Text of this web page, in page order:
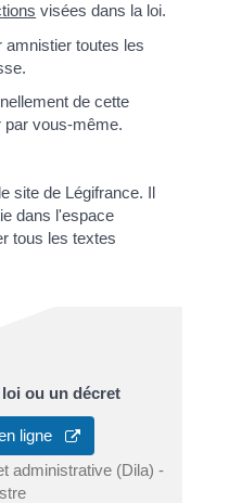
visées dans la loi.
amnistier toutes les
de cette
par vous-même.
site de Légifrance. Il
dans l'espace
tous les textes
ou un décret
ligne
administrative (Dila) -